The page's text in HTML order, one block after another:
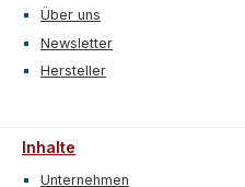
Über uns
Newsletter
Hersteller
Inhalte
Unternehmen